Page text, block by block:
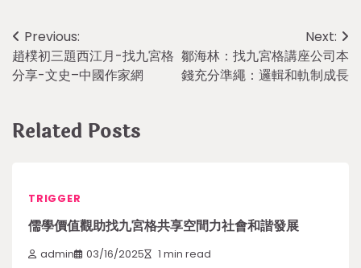
Post
navigation
Previous:
趙樸初三題西江月-找九宮格
分享-文史–中國作家網
Next:
鄒海林：找九宮格講座公司本
錢充分準繩：邏輯和軌制成長
Related Posts
TRIGGER
儒學價值觀助找九宮格共享空間力社會和諧發展
admin 03/16/2025 1 min read